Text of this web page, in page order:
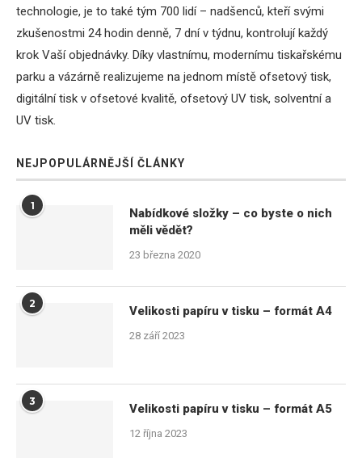
technologie, je to také tým 700 lidí – nadšenců, kteří svými
zkušenostmi 24 hodin denně, 7 dní v týdnu, kontrolují každý
krok Vaší objednávky. Díky vlastnímu, modernímu tiskařskému
parku a vázárně realizujeme na jednom místě ofsetový tisk,
digitální tisk v ofsetové kvalitě, ofsetový UV tisk, solventní a
UV tisk.
NEJPOPULÁRNĚJŠÍ ČLÁNKY
1
Nabídkové složky – co byste o nich
měli vědět?
23 března 2020
2
Velikosti papíru v tisku – formát A4
28 září 2023
3
Velikosti papíru v tisku – formát A5
12 října 2023